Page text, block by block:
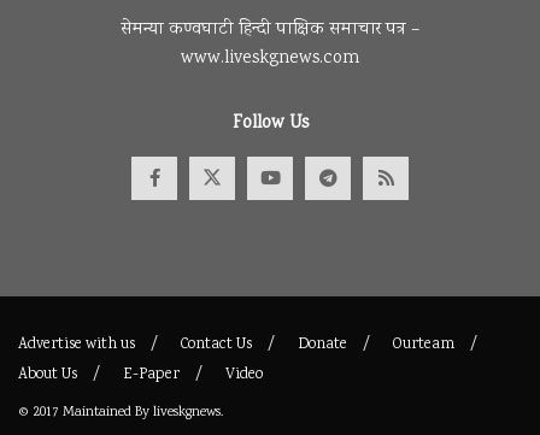
सेमन्या कण्वघाटी हिन्दी पाक्षिक समाचार पत्र –
www.liveskgnews.com
Follow Us
Advertise with us Contact Us Donate
Ourteam
About Us
E-Paper Video
© 2017 Maintained Byliveskgnews.